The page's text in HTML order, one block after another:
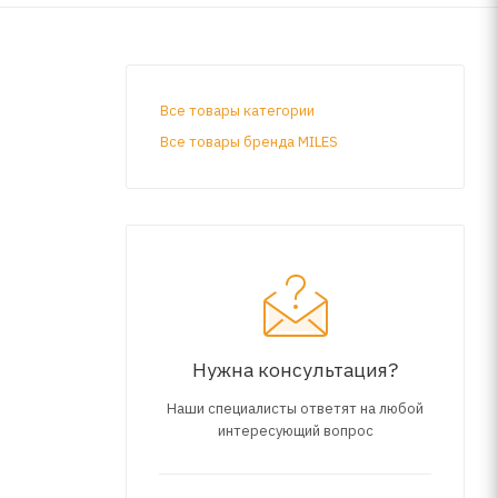
Все товары категории
Все товары бренда MILES
Нужна консультация?
Наши специалисты ответят на любой
интересующий вопрос